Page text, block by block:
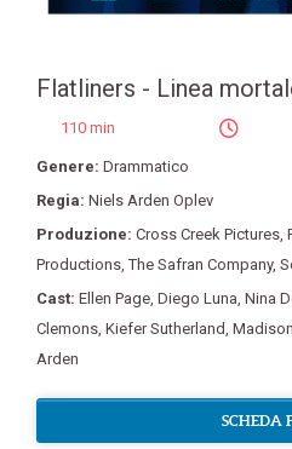
Flatliners - Linea
110 min
Genere: Drammatico
Regia: Niels Arden Oplev
Produzione: Cross Creek Pictures,
Productions,The Safran Company,
Cast: Ellen Page, Diego Luna, Nina
Clemons, Kiefer Sutherland,
Arden
SCHEDA